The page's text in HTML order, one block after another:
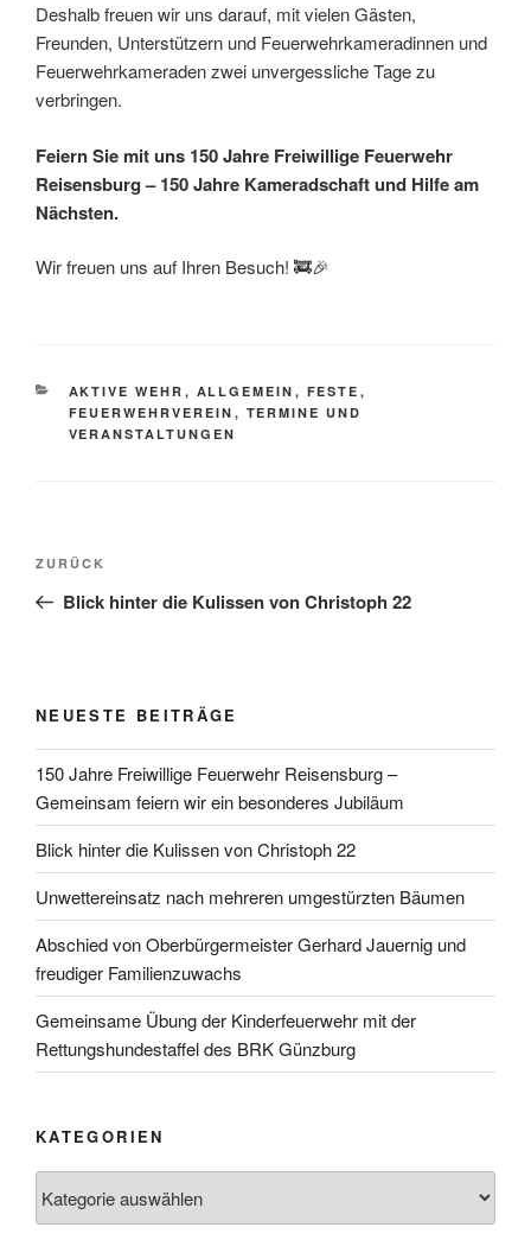
Deshalb freuen wir uns darauf, mit vielen Gästen,
Freunden, Unterstützern und Feuerwehrkameradinnen und
Feuerwehrkameraden zwei unvergessliche Tage zu
verbringen.
Feiern Sie mit uns 150 Jahre Freiwillige Feuerwehr
Reisensburg – 150 Jahre Kameradschaft und Hilfe am
Nächsten.
Wir freuen uns auf Ihren Besuch! 🚒🎉
KATEGORIEN
AKTIVE WEHR , ALLGEMEIN , FESTE ,
FEUERWEHRVEREIN , TERMINE UND
VERANSTALTUNGEN
Beitragsnavigation
Vorheriger
Beitrag
ZURÜCK
Blick hinter die Kulissen von Christoph 22
NEUESTE BEITRÄGE
150 Jahre Freiwillige Feuerwehr Reisensburg –
Gemeinsam feiern wir ein besonderes Jubiläum
Blick hinter die Kulissen von Christoph 22
Unwettereinsatz nach mehreren umgestürzten Bäumen
Abschied von Oberbürgermeister Gerhard Jauernig und
freudiger Familienzuwachs
Gemeinsame Übung der Kinderfeuerwehr mit der
Rettungshundestaffel des BRK Günzburg
KATEGORIEN